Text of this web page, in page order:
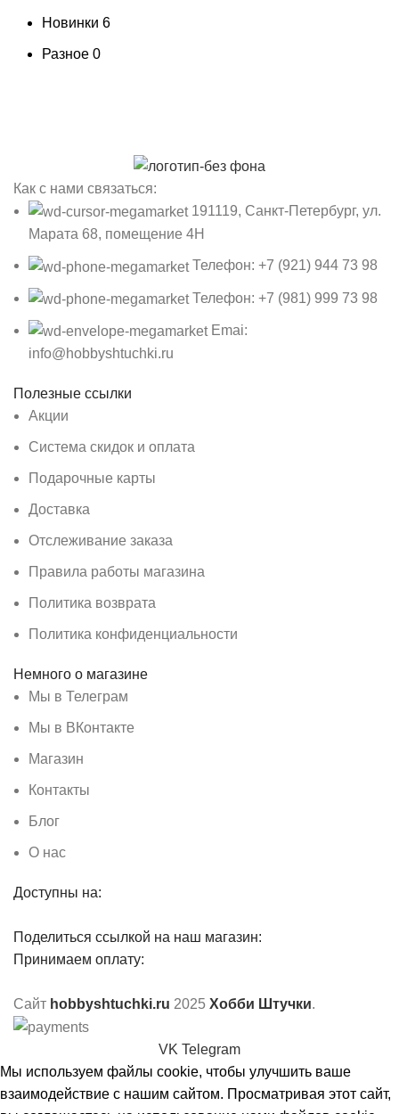
Новинки 6
Разное 0
Как с нами связаться:
191119, Санкт-Петербург, ул.
Марата 68, помещение 4Н
Телефон: +7 (921) 944 73 98
Телефон: +7 (981) 999 73 98
Emai:
info@hobbyshtuchki.ru
Полезные ссылки
Акции
Система скидок и оплата
Подарочные карты
Доставка
Отслеживание заказа
Правила работы магазина
Политика возврата
Политика конфиденциальности
Немного о магазине
Мы в Телеграм
Мы в ВКонтакте
Магазин
Контакты
Блог
О нас
Доступны на:
Поделиться ссылкой на наш магазин:
Принимаем оплату:
Сайт hobbyshtuchki.ru 2025 Хобби Штучки.
VK Telegram
Мы используем файлы cookie, чтобы улучшить ваше
взаимодействие с нашим сайтом. Просматривая этот сайт,